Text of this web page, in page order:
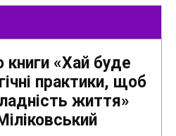
книги «Хай буде
практики, щоб
життя»